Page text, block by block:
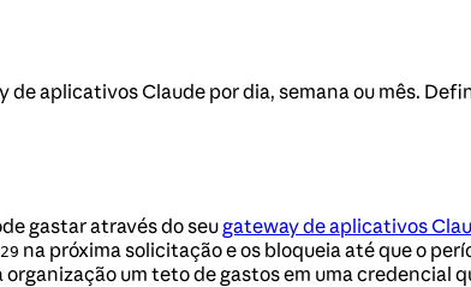
aplicativos Claude por dia, semana ou mês.
gastar através do seu gateway de aplicativos
na próxima solicitação e os bloqueia até que o
um teto de gastos em uma credencial